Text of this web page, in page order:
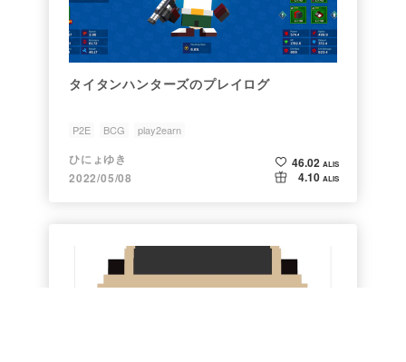
タイタンハンターズのプレイログ
P2E BCG play2earn
ひにょゆき
2022/05/08
46.02 ALIS
4.10 ALIS